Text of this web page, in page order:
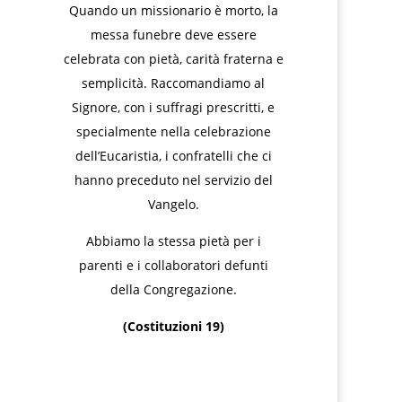
Quando un missionario è morto, la
messa funebre deve essere
celebrata con pietà, carità fraterna e
semplicità. Raccomandiamo al
Signore, con i suffragi prescritti, e
specialmente nella celebrazione
dell’Eucaristia, i confratelli che ci
hanno preceduto nel servizio del
Vangelo.
Abbiamo la stessa pietà per i
parenti e i collaboratori defunti
della Congregazione.
(Costituzioni 19)